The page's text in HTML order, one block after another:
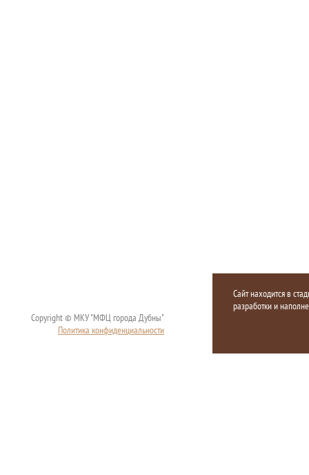
Copyright © МКУ "МФЦ города Дубны"
Политика конфиденциальности
Сайт находится в
разработки и